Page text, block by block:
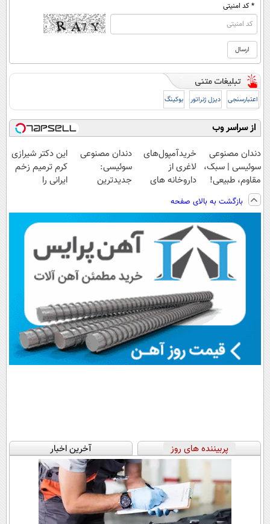
* کد امنیتی
اعتبارسنجی دیزل ژنراتور بوکینگ
از سراسر وب
دندان مصنوعی
سوئیسی | سبک،
مقاوم، طبیعی!
ویزیت
رایگان+پرداخت
اقساطی😍
خریدآمپول‌های
لاغری از
داروخانه های
فوری همراه با
پک یخ!
دندان مصنوعی
سوئیسی:
جدیدترین
پرداخت قسطی
این دکتر شیرازی
کرم ترمیم زخم
ایرانی را
بازگشت به بالای صفحه
پربیننده های روز آخرین اخبار